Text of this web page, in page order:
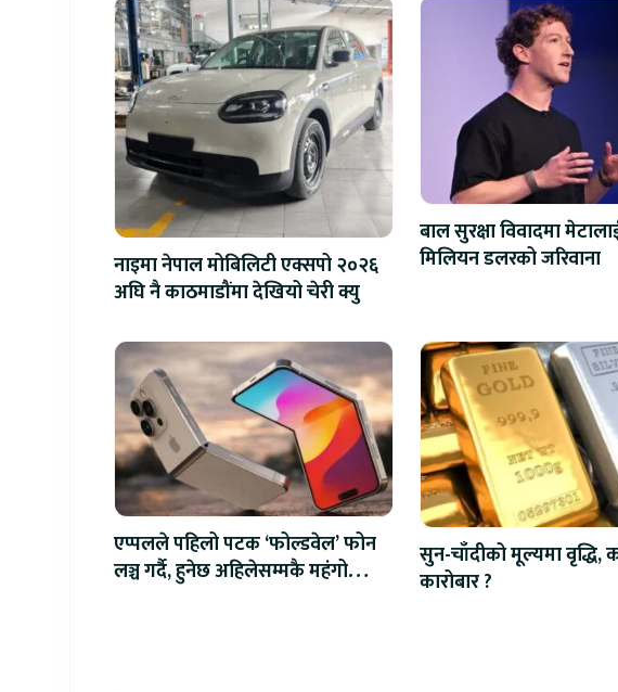
नाइमा नेपाल मोबिलिटी एक्सपो २०२६
अघि नै काठमाडौंमा देखियो चेरी क्यु
बाल सुरक्षा विवादमा
मिलियन डलरको जरिवाना
एप्पलले पहिलो पटक ‘फोल्डवेल’ फोन
लञ्च गर्दै, हुनेछ अहिलेसम्मकै महंगो
सुन-चाँदीको मूल्यमा वृद्धि,
कारोबार ?